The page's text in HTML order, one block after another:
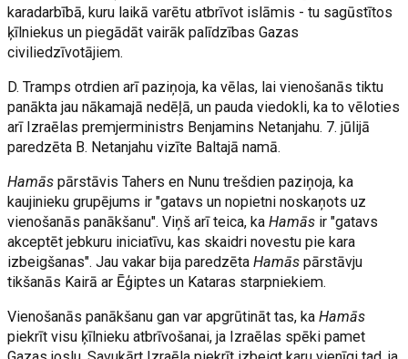
karadarbībā, kuru laikā varētu atbrīvot islāmis - tu sagūstītos
ķīlniekus un piegādāt vairāk palīdzības Gazas
civiliedzīvotājiem.
D. Tramps otrdien arī paziņoja, ka vēlas, lai vienošanās tiktu
panākta jau nākamajā nedēļā, un pauda viedokli, ka to vēloties
arī Izraēlas premjerministrs Benjamins Netanjahu. 7. jūlijā
paredzēta B. Netanjahu vizīte Baltajā namā.
Hamāspārstāvis Tahers en Nunu trešdien paziņoja, ka
kaujinieku grupējums ir "gatavs un nopietni noskaņots uz
vienošanās panākšanu". Viņš arī teica, kaHamās ir "gatavs
akceptēt jebkuru iniciatīvu, kas skaidri novestu pie kara
izbeigšanas". Jau vakar bija paredzētaHamāspārstāvju
tikšanās Kairā ar Ēģiptes un Kataras starpniekiem.
Vienošanās panākšanu gan var apgrūtināt tas, kaHamās
piekrīt visu ķīlnieku atbrīvošanai, ja Izraēlas spēki pamet